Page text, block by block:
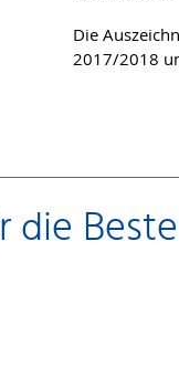
Die
2017/2018
die